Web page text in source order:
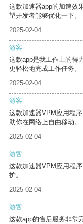
这款加速器app的加速效
望开发者能够优化一下。
2025-02-04
游客
这款app是我工作上的得
更轻松地完成工作任务。
2025-02-04
游客
这款加速器VPM应用程
助你在网络上自由移动。
2025-02-04
游客
这款加速器VPM应用程
护。
2025-02-04
游客
这款app的售后服务非常